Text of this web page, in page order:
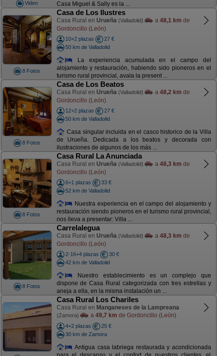
Video Casa Miguel & Sally es la ...
8 Fotos
Casa de Los Ilustres
Casa Rural en Urueña (Valladolid) a 48,1 km de
Gordoncillo (León)
10+2 plazas
27 €
50 km de Valladolid
La experiencia acumulada en el campo del
alojamiento y restauración, habiendo sido pioneros en el
turismo rural provincial, avala la present ...
8 Fotos
Casa de Los Beatos
Casa Rural en Urueña (Valladolid) a 48,2 km de
Gordoncillo (León)
12+2 plazas
27 €
50 km de Valladolid
Casa singular incluida en el casco historico de la Villa
de Urueña. Dedicada a los beatos y decorada con
ilustraciones de algunos de los más ...
8 Fotos
Casa Rural La Anunciada
Casa Rural en Urueña (Valladolid) a 48,3 km de
Gordoncillo (León)
6+1 plazas
33 €
52 km de Valladolid
Nuestra experiencia en el campo del alojamiento y
restauración siendo pioneros en el turismo rural provincial,
nos lleva a presentar: Villa ...
8 Fotos
Carrelalegua
Casa Rural en Urueña (Valladolid) a 48,3 km de
Gordoncillo (León)
2-16+4 plazas
30 €
42 km de Valladolid
Nuestro establecimiento es un complejo que
dispone de Casa Rural categorizada con tres estrellas y
aneja a ella, en la misma instalación un ...
Casa Rural Los Chariles
Casa Rural en Manganeses de la Lampreana
(Zamora) a 49,7 km de Gordoncillo (León)
4+2 plazas
25 €
30 km de Zamora
Antigua casa labriega restaurada y acondicionada